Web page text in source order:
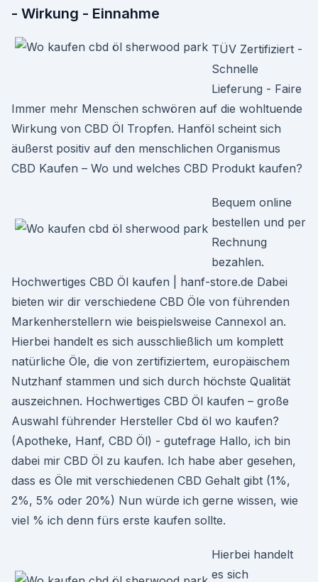
- Wirkung - Einnahme
TÜV Zertifiziert -
Schnelle
Lieferung - Faire
Immer mehr Menschen schwören auf die wohltuende
Wirkung von CBD Öl Tropfen. Hanföl scheint sich
äußerst positiv auf den menschlichen Organismus
CBD Kaufen – Wo und welches CBD Produkt kaufen?
Bequem online
bestellen und per
Rechnung
bezahlen.
Hochwertiges CBD Öl kaufen | hanf-store.de Dabei
bieten wir dir verschiedene CBD Öle von führenden
Markenherstellern wie beispielsweise Cannexol an.
Hierbei handelt es sich ausschließlich um komplett
natürliche Öle, die von zertifiziertem, europäischem
Nutzhanf stammen und sich durch höchste Qualität
auszeichnen. Hochwertiges CBD Öl kaufen – große
Auswahl führender Hersteller Cbd öl wo kaufen?
(Apotheke, Hanf, CBD Öl) - gutefrage Hallo, ich bin
dabei mir CBD Öl zu kaufen. Ich habe aber gesehen,
dass es Öle mit verschiedenen CBD Gehalt gibt (1%,
2%, 5% oder 20%) Nun würde ich gerne wissen, wie
viel % ich denn fürs erste kaufen sollte.
Hierbei handelt
es sich